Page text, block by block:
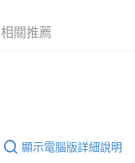
相關推薦
顯示電腦版詳細說明